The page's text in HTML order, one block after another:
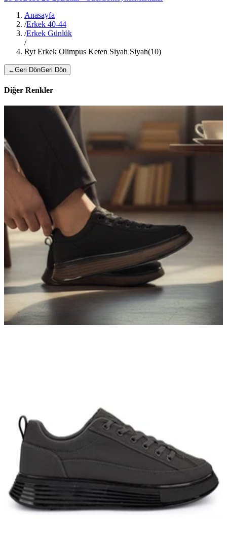
Anasayfa
/Erkek 40-44
/Erkek Günlük
/
Ryt Erkek Olimpus Keten Siyah Siyah(10)
←Geri DönGeri Dön
Diğer Renkler